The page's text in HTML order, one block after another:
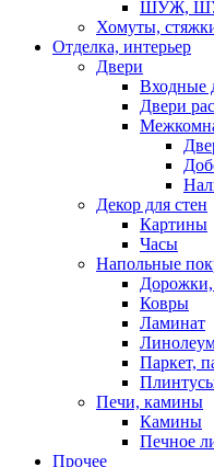
ШУЖ,
Хомуты,
Отделка, интерьер
Двери
Входные
Двери
Декор для стен
Картины
Часы
Напольные
Дорожки,
Ковры
Ламинат
Паркет,
Печи, камины
Камины
Печное
Прочее